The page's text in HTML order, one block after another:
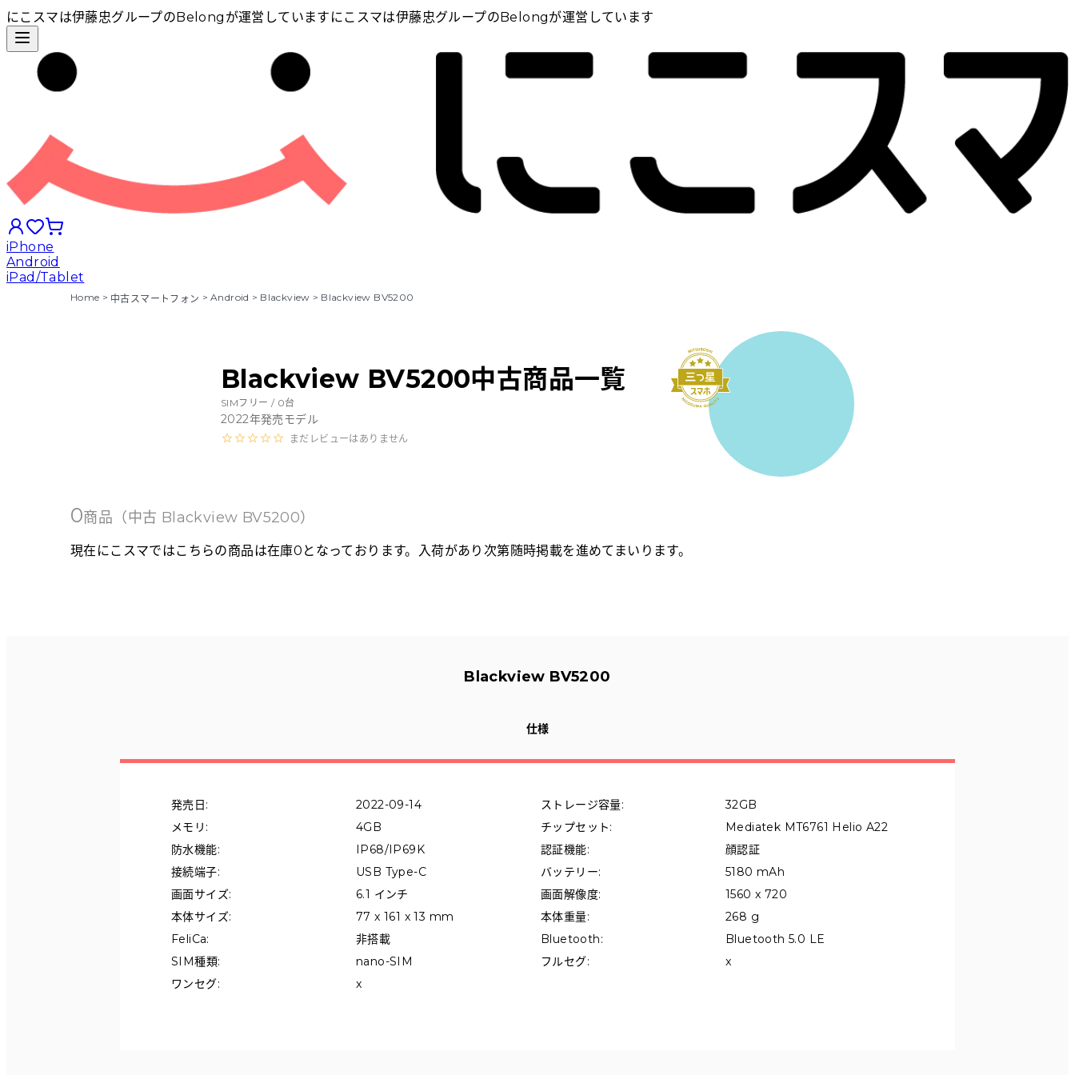
にこスマは伊藤忠グループのBelongが運営しています にこスマは伊藤忠グループのBelongが運営しています
iPhone
Android
iPad/Tablet
にこスマについて
サポートセンター
Home > 中古スマートフォン > Android > Blackview > Blackview BV5200
Blackview BV5200中古商品一覧
SIMフリー / 0台
2022年発売モデル
まだレビューはありません
0商品 （中古 Blackview BV5200）
現在にこスマではこちらの商品は在庫0となっております。入荷があり次第随時掲載を進めてまいります。
Blackview BV5200
仕様
発売日: 2022-09-14 ストレージ容量:
32GB
メモリ : 4GB チップセット:
Mediatek MT6761 Helio A22
防水機能: IP68/IP69K 認証機能:
顔認証
接続端子: USB Type-C バッテリー:
5180 mAh
画面サイズ: 6.1 インチ 画面解像度:
1560 x 720
本体サイズ: 77 x 161 x 13 mm 本体重量:
268 g
FeliCa: 非搭載 Bluetooth:
Bluetooth 5.0 LE
SIM種類: nano-SIM フルセグ:
x
ワンセグ: x